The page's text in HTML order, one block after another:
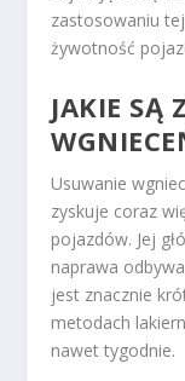
zastosowaniu
żywotność
JAKIE SĄ
Usuwanie
zyskuje coraz
pojazdów. Jej
naprawa
jest znacznie
metodach
nawet tygodnie.